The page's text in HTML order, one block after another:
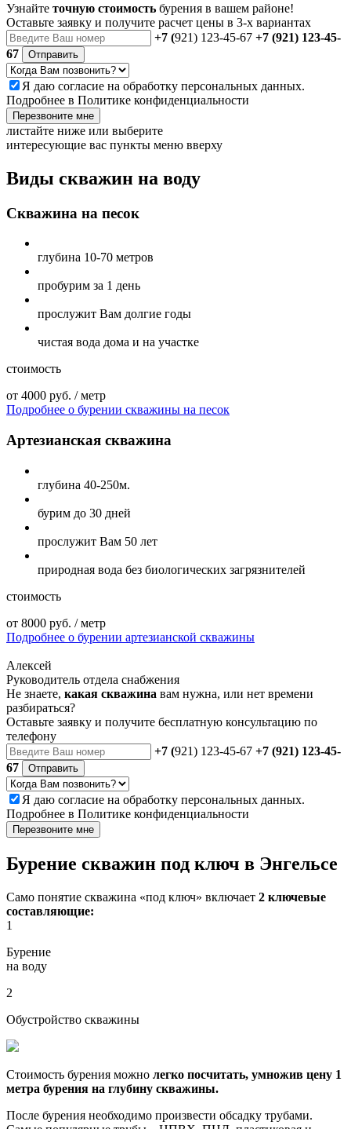
Узнайте точную стоимость бурения в вашем районе!
Оставьте заявку и получите расчет цены в 3-х вариантах
+7 (921) 123-45-67 +7 (921) 123-45-
67
Отправить
Я даю согласие на обработку персональных данных.
Подробнее в Политике конфиденциальности
Перезвоните мне
листайте ниже или выберите
интересующие вас пункты меню вверху
Виды скважин на воду
Скважина на песок
глубина 10-70 метров
пробурим за 1 день
прослужит Вам долгие годы
чистая вода дома и на участке
стоимость
от 4000 руб. / метр
Подробнее о бурении скважины на песок
Артезианская скважина
глубина 40-250м.
бурим до 30 дней
прослужит Вам 50 лет
природная вода без биологических загрязнителей
стоимость
от 8000 руб. / метр
Подробнее о бурении артезианской скважины
Алексей
Руководитель отдела снабжения
Не знаете, какая скважина вам нужна, или нет времени
разбираться?
Оставьте заявку и получите бесплатную консультацию по
телефону
+7 (921) 123-45-67 +7 (921) 123-45-
67
Отправить
Я даю согласие на обработку персональных данных.
Подробнее в Политике конфиденциальности
Перезвоните мне
Бурение скважин под ключ в Энгельсе
Само понятие скважина «под ключ» включает 2 ключевые
составляющие:
1
Бурение
на воду
2
Обустройство скважины
Стоимость бурения можно легко посчитать, умножив цену 1
метра бурения на глубину скважины.
После бурения необходимо произвести обсадку трубами.